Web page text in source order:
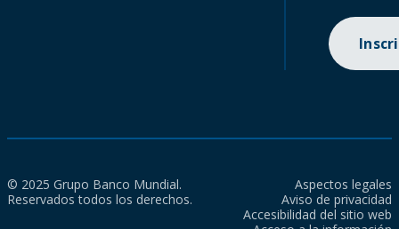
© 2025 Grupo Banco Mundial.
Reservados todos los derechos.
Aspectos legales
Aviso de privacidad
Accesibilidad del sitio web